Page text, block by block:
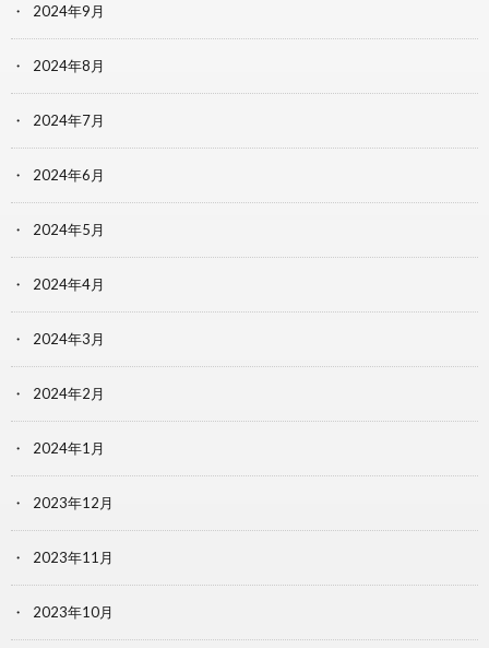
2024年9月
2024年8月
2024年7月
2024年6月
2024年5月
2024年4月
2024年3月
2024年2月
2024年1月
2023年12月
2023年11月
2023年10月